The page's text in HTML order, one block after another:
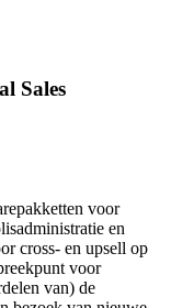
Sales
voor
en
cross- en upsell op
voor
van) de